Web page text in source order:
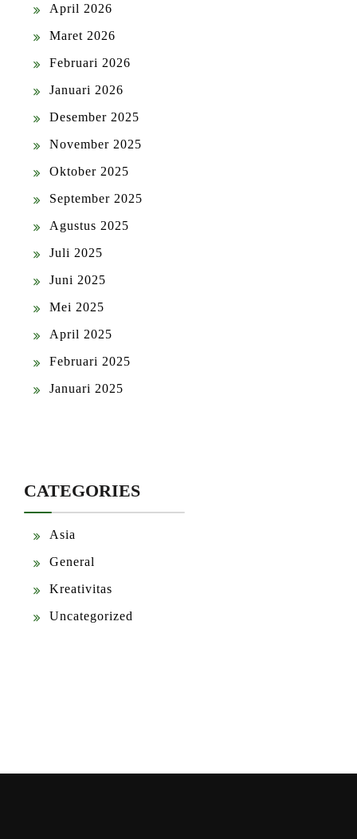
April 2026
Maret 2026
Februari 2026
Januari 2026
Desember 2025
November 2025
Oktober 2025
September 2025
Agustus 2025
Juli 2025
Juni 2025
Mei 2025
April 2025
Februari 2025
Januari 2025
CATEGORIES
Asia
General
Kreativitas
Uncategorized